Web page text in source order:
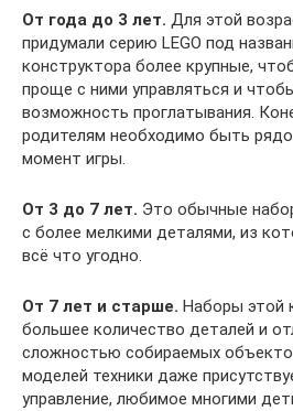
От года до 3 лет. Для этой
придумали серию LEGO под
конструктора более крупные,
проще с ними управляться и
возможность проглатывания.
родителям необходимо быть
момент игры.
От 3 до 7 лет. Это обычные
с более мелкими деталями, из
всё что угодно.
От 7 лет и старше. Наборы этой
большее количество деталей и
сложностью собираемых
моделей техники даже
управление, любимое многими